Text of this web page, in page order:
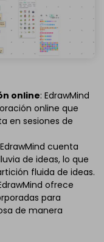
online: EdrawMind
online que
en sesiones de
cuenta
de ideas, lo que
fluida de ideas.
ofrece
para
de manera